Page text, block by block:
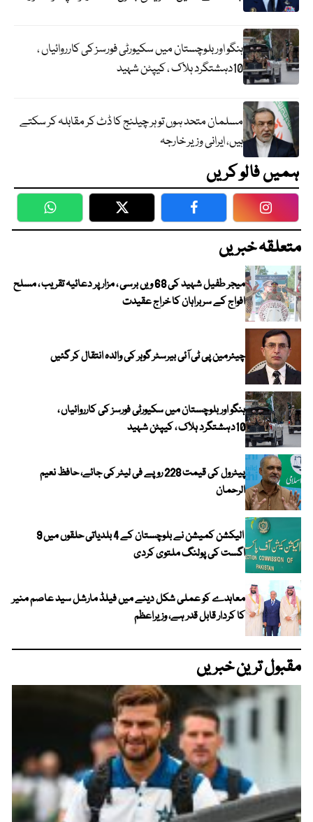
ہنگو اور بلوچستان میں سکیورٹی فورسز کی کارروائیاں ،
10دہشتگرد ہلاک ، کیپٹن شہید
مسلمان متحد ہوں تو ہر چیلنج کا ڈٹ کر مقابلہ کر سکتے
ہیں، ایرانی وزیر خارجہ
ہمیں فالو کریں
WhatsApp Twitter Facebook
متعلقہ خبریں
میجر طفیل شہید کی 68 ویں برسی ، مزار پر دعائیہ تقریب ، مسلح
افواج کے سربراہان کا خراج عقیدت
چیئرمین پی ٹی آئی بیرسٹر گوہر کی والدہ انتقال کر گئیں
ہنگو اور بلوچستان میں سکیورٹی فورسز کی کارروائیاں ،
10دہشتگرد ہلاک ، کیپٹن شہید
پیٹرول کی قیمت 228 روپے فی لیٹر کی جائے، حافظ نعیم
الرحمان
الیکشن کمیشن نے بلوچستان کے 4 بلدیاتی حلقوں میں 9
اگست کی پولنگ ملتوی کردی
معاہدے کو عملی شکل دینے میں فیلڈ مارشل سید عاصم منیر
کا کردار قابل قدر ہے، وزیراعظم
مقبول ترین خبریں